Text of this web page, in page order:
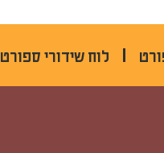
לוח שידורי ספורט